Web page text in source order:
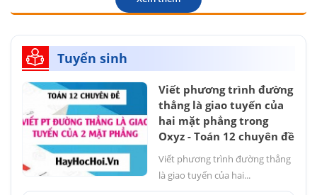
Tuyển sinh
Viết phương trình đường
thẳng là giao tuyến của
hai mặt phẳng trong
Oxyz - Toán 12 chuyên đề
Viết phương trình đường thẳng
là giao tuyến của hai...